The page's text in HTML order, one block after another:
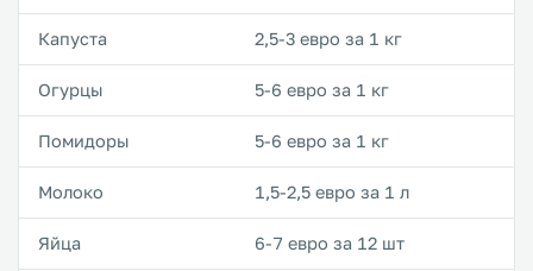
Капуста 2,5-3 евро за 1 кг
Огурцы 5-6 евро за 1 кг
Помидоры 5-6 евро за 1 кг
Молоко 1,5-2,5 евро за 1 л
Яйца 6-7 евро за 12 шт